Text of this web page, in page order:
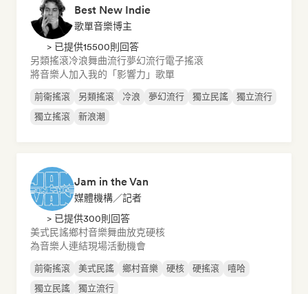
Best New Indie
歌單音樂博主
> 已提供15500則回答
另類搖滾冷浪舞曲流行夢幻流行電子搖滾
將音樂人加入我的「影響力」歌單
前衛搖滾 另類搖滾 冷浪 夢幻流行 獨立民謠
獨立流行
獨立搖滾
新浪潮
Jam in the Van
媒體機構／記者
> 已提供300則回答
美式民謠鄉村音樂舞曲放克硬核
為音樂人連結現場活動機會
前衛搖滾 美式民謠 鄉村音樂 硬核 硬搖滾
嘻哈
獨立民謠
獨立流行